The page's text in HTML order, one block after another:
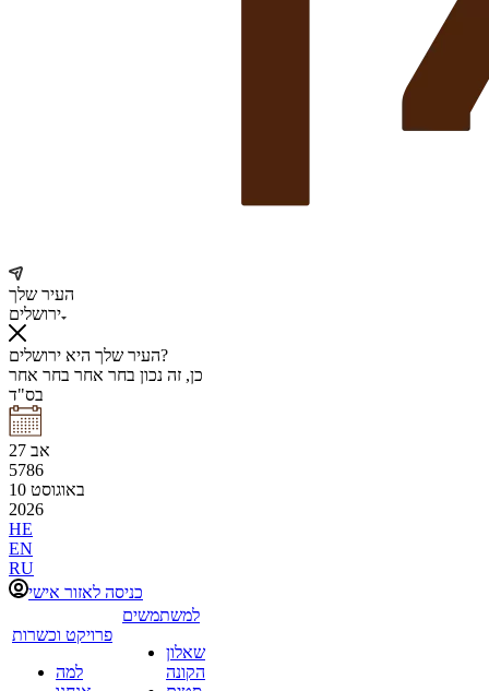
העיר שלך
ירושלים
העיר שלך היא ירושלים?
כן, זה נכון בחר אחר בחר אחר
בס"ד
27 אב
5786
10 באוגוסט
2026
HE
EN
RU
כניסה לאזור אישי
פרויקט וכשרות
למה
למשתמשים
שאלון
הקונה